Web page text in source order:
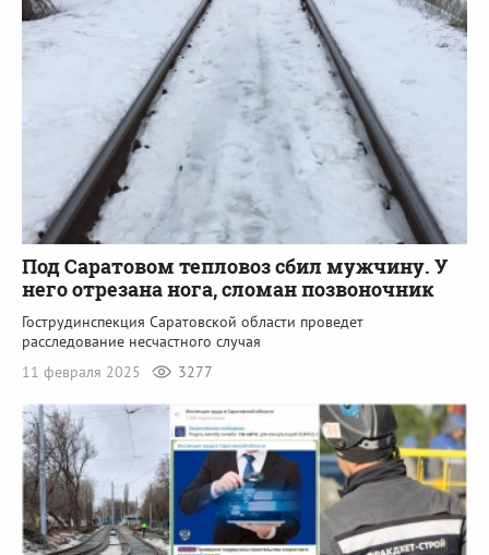
Под Саратовом тепловоз сбил мужчину. У
него отрезана нога, сломан позвоночник
Гострудинспекция Саратовской области проведет
расследование несчастного случая
11 февраля 2025
3277